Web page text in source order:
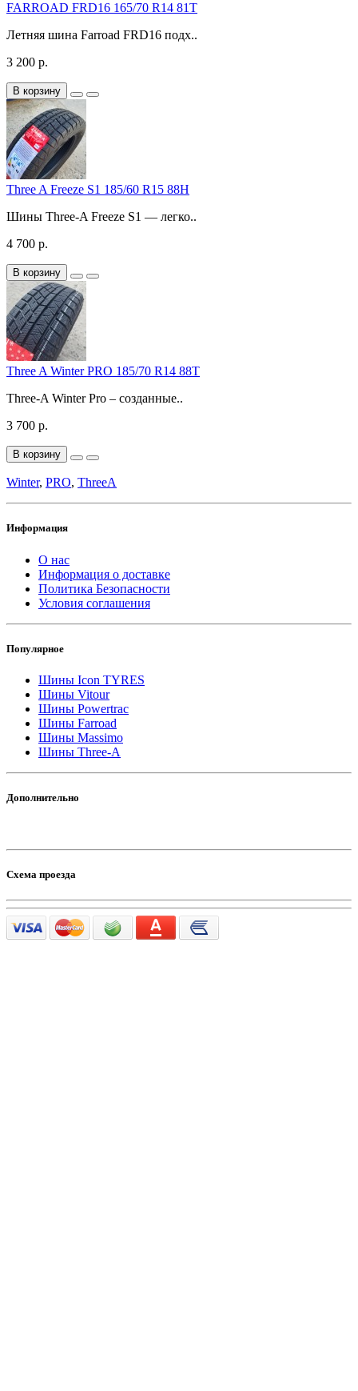
FARROAD FRD16 165/70 R14 81T
Летняя шина Farroad FRD16 подх..
3 200 р.
В корзину
Three A Freeze S1 185/60 R15 88H
Шины Three-A Freeze S1 — легко..
4 700 р.
В корзину
Three A Winter PRO 185/70 R14 88T
Three-A Winter Pro – созданные..
3 700 р.
В корзину
Winter, PRO, ThreeA
Информация
О нас
Информация о доставке
Политика Безопасности
Условия соглашения
Популярное
Шины Icon TYRES
Шины Vitour
Шины Powertrac
Шины Farroad
Шины Massimo
Шины Three-A
Дополнительно
Схема проезда